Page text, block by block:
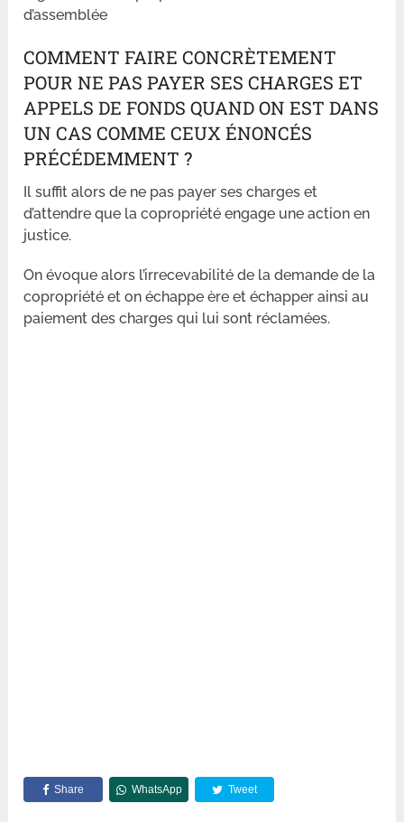
d’assemblée
COMMENT FAIRE CONCRÈTEMENT
POUR NE PAS PAYER SES CHARGES ET
APPELS DE FONDS QUAND ON EST DANS
UN CAS COMME CEUX ÉNONCÉS
PRÉCÉDEMMENT ?
Il suffit alors de ne pas payer ses charges et
d’attendre que la copropriété engage une action en
justice.
On évoque alors l’irrecevabilité de la demande de la
copropriété et on échappe ère et échapper ainsi au
paiement des charges qui lui sont réclamées.
Share WhatsApp Tweet